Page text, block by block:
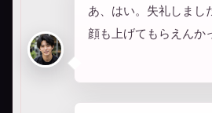
あ、はい。失礼しまし
顔も上げてもらえんか